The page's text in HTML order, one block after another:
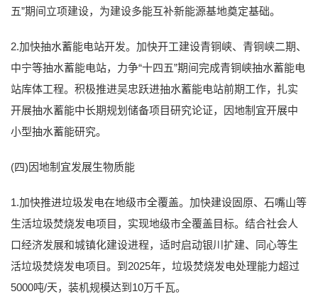
五”期间立项建设，为建设多能互补新能源基地奠定基础。
2.加快抽水蓄能电站开发。加快开工建设青铜峡、青铜峡二期、
中宁等抽水蓄能电站，力争“十四五”期间完成青铜峡抽水蓄能电
站库体工程。积极推进吴忠跃进抽水蓄能电站前期工作，扎实
开展抽水蓄能中长期规划储备项目研究论证，因地制宜开展中
小型抽水蓄能研究。
(四)因地制宜发展生物质能
1.加快推进垃圾发电在地级市全覆盖。加快建设固原、石嘴山等
生活垃圾焚烧发电项目，实现地级市全覆盖目标。结合社会人
口经济发展和城镇化建设进程，适时启动银川扩建、同心等生
活垃圾焚烧发电项目。到2025年，垃圾焚烧发电处理能力超过
5000吨/天，装机规模达到10万千瓦。